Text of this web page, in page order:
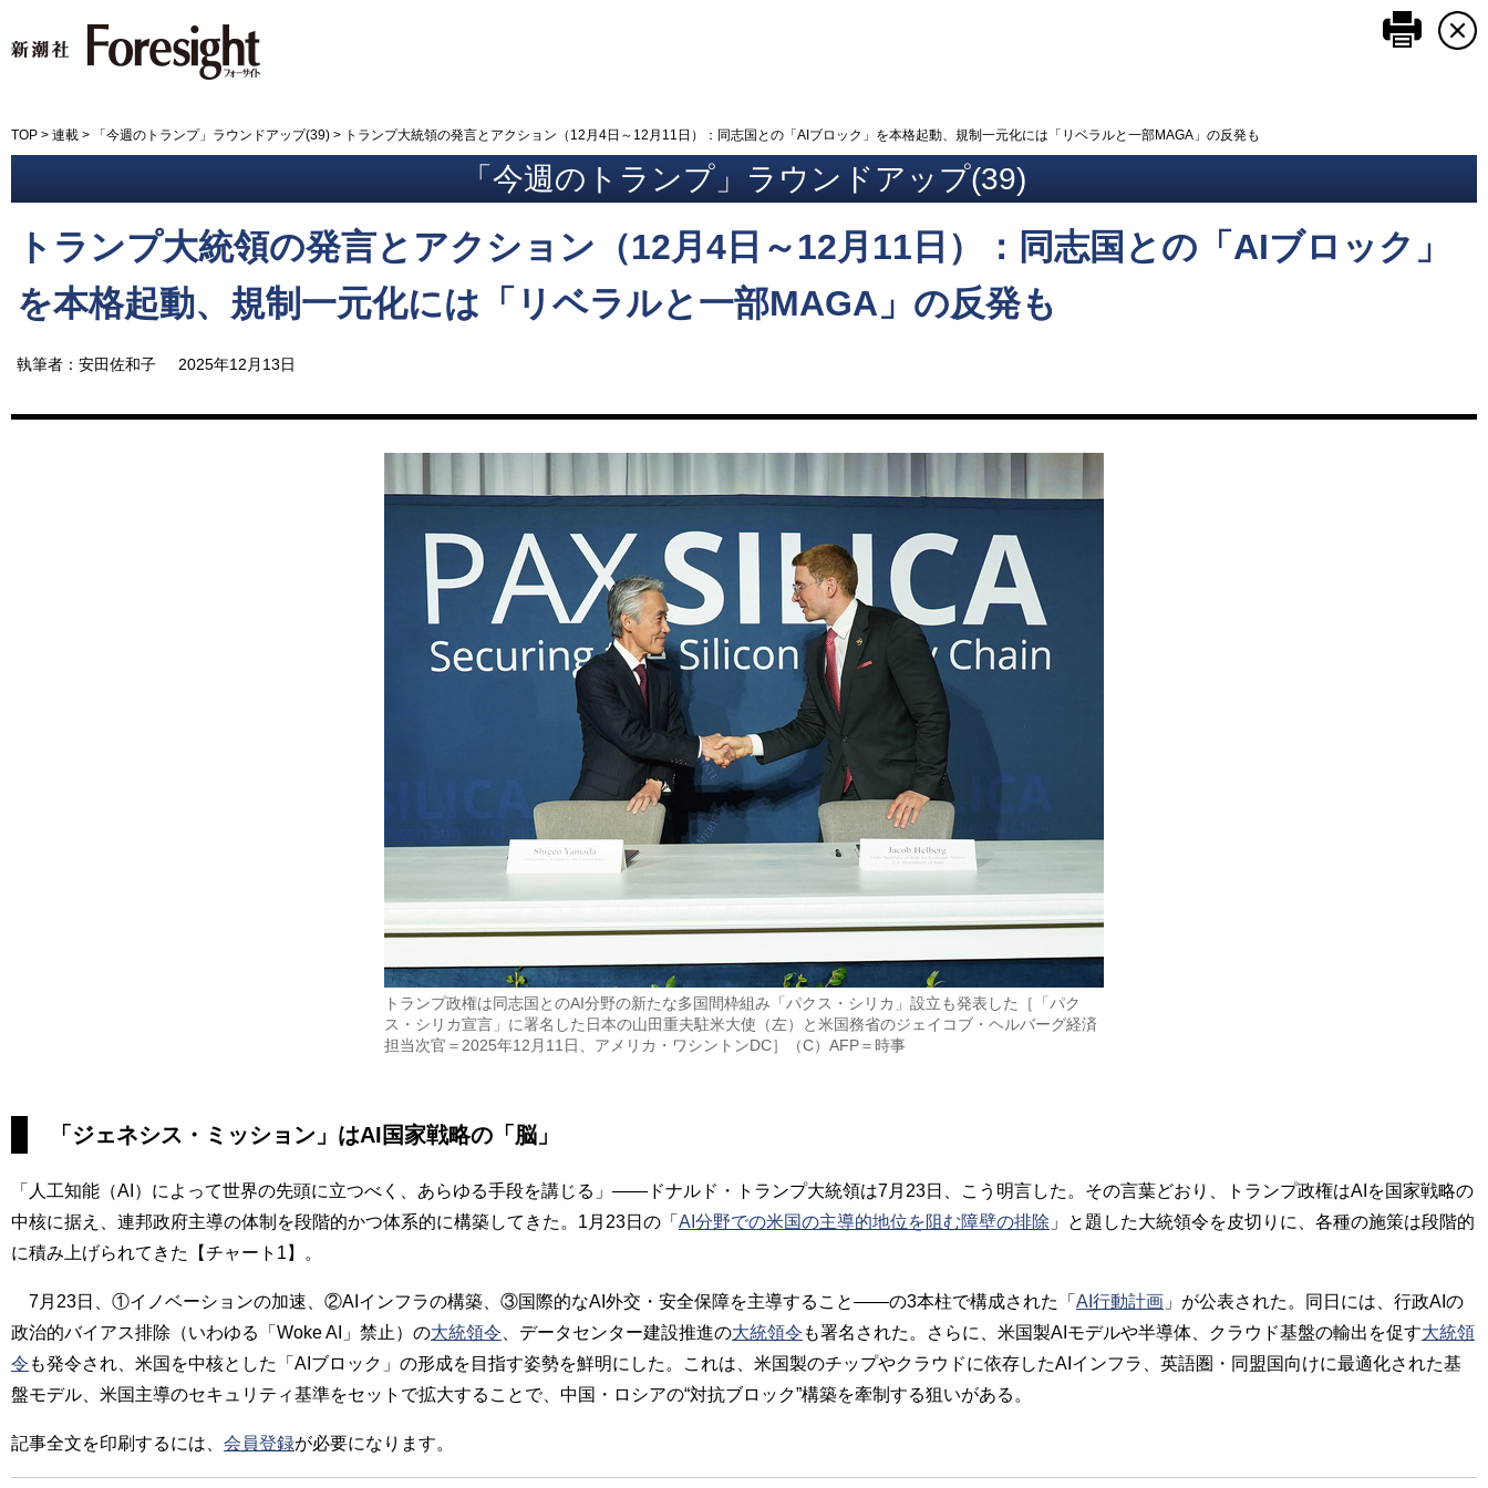
このペ
TOP > 連載 > 「今週のトランプ」ラウンドアップ(39) > トランプ大統領の発言とアクション（12月4日～12月11日）：同志国との「AIブロック」を本格起動、規制一元化には「リベラルと一部MAGA」の反発も
「今週のトランプ」ラウンドアップ(39)
トランプ大統領の発言とアクション（12月4日～12月11日）：同志国との「AIブロック」
を本格起動、規制一元化には「リベラルと一部MAGA」の反発も
執筆者：安田佐和子 2025年12月13日
トランプ政権は同志国とのAI分野の新たな多国間枠組み「パクス・シリカ」設立も発表した［「パク
ス・シリカ宣言」に署名した日本の山田重夫駐米大使（左）と米国務省のジェイコブ・ヘルバーグ経済
担当次官＝2025年12月11日、アメリカ・ワシントンDC］（C）AFP＝時事
「ジェネシス・ミッション」はAI国家戦略の「脳」
「人工知能（AI）によって世界の先頭に立つべく、あらゆる手段を講じる」――ドナルド・トランプ大統領は7月23日、こう明言した。その言葉どおり、トランプ政権はAIを国家戦略の
中核に据え、連邦政府主導の体制を段階的かつ体系的に構築してきた。1月23日の「 AI分野での米国の主導的地位を阻む障壁の排除 」と題した大統領令を皮切りに、各種の施策は段階的
に積み上げられてきた【チャート1】。
7月23日、①イノベーションの加速、②AIインフラの構築、③国際的なAI外交・安全保障を主導すること――の3本柱で構成された「 AI行動計画 」が公表された。同日には、行政AIの
政治的バイアス排除（いわゆる「Woke AI」禁止）の大統領令 、データセンター建設推進の大統領令 も署名された。さらに、米国製AIモデルや半導体、クラウド基盤の輸出を促す大統領
令 も発令され、米国を中核とした「AIブロック」の形成を目指す姿勢を鮮明にした。これは、米国製のチップやクラウドに依存したAIインフラ、英語圏・同盟国向けに最適化された基
盤モデル、米国主導のセキュリティ基準をセットで拡大することで、中国・ロシアの“対抗ブロック”構築を牽制する狙いがある。
記事全文を印刷するには、 会員登録が必要になります。